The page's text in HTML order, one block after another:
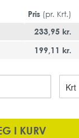
6 ruller pr karton
Pris (pr. Krt.)
233,95 kr.
199,11 kr.
I KURV